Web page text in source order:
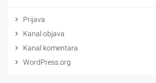
Prijava
Kanal objava
Kanal komentara
WordPress.org